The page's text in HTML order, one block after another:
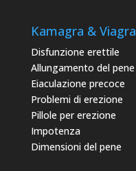
Kamagra & Viagra
Disfunzione erettile
Allungamento del pene
Eiaculazione precoce
Problemi di erezione
Pillole per erezione
Impotenza
Dimensioni del pene